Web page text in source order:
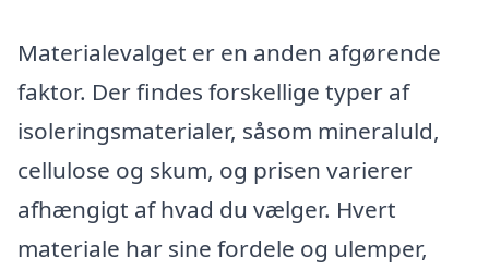
Materialevalget er en anden afgørende
faktor. Der findes forskellige typer af
isoleringsmaterialer, såsom mineraluld,
cellulose og skum, og prisen varierer
afhængigt af hvad du vælger. Hvert
materiale har sine fordele og ulemper,